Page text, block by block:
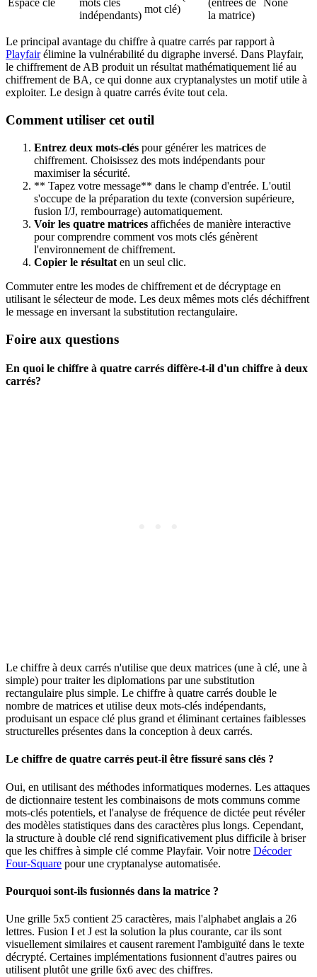
Espace clé
mots clés
indépendants)
mot clé)
(entrées de
la matrice)
None
Le principal avantage du chiffre à quatre carrés par rapport à
Playfairélimine la vulnérabilité du digraphe inversé. Dans Playfair,
le chiffrement de AB produit un résultat mathématiquement lié au
chiffrement de BA, ce qui donne aux cryptanalystes un motif utile à
exploiter. Le design à quatre carrés évite tout cela.
Comment utiliser cet outil
Entrez deux mots-clés pour générer les matrices de
chiffrement. Choisissez des mots indépendants pour
maximiser la sécurité.
** Tapez votre message** dans le champ d'entrée. L'outil
s'occupe de la préparation du texte (conversion supérieure,
fusion I/J, rembourrage) automatiquement.
Voir les quatre matrices affichées de manière interactive
pour comprendre comment vos mots clés génèrent
l'environnement de chiffrement.
Copier le résultat en un seul clic.
Commuter entre les modes de chiffrement et de décryptage en
utilisant le sélecteur de mode. Les deux mêmes mots clés déchiffrent
le message en inversant la substitution rectangulaire.
Foire aux questions
En quoi le chiffre à quatre carrés diffère-t-il d'un chiffre à deux
carrés?
Le chiffre à deux carrés n'utilise que deux matrices (une à clé, une à
simple) pour traiter les diplomations par une substitution
rectangulaire plus simple. Le chiffre à quatre carrés double le
nombre de matrices et utilise deux mots-clés indépendants,
produisant un espace clé plus grand et éliminant certaines faiblesses
structurelles présentes dans la conception à deux carrés.
Le chiffre de quatre carrés peut-il être fissuré sans clés ?
Oui, en utilisant des méthodes informatiques modernes. Les attaques
de dictionnaire testent les combinaisons de mots communs comme
mots-clés potentiels, et l'analyse de fréquence de dictée peut révéler
des modèles statistiques dans des caractères plus longs. Cependant,
la structure à double clé rend significativement plus difficile à briser
que les chiffres à simple clé comme Playfair. Voir notre Décoder
Four-Square pour une cryptanalyse automatisée.
Pourquoi sont-ils fusionnés dans la matrice ?
Une grille 5x5 contient 25 caractères, mais l'alphabet anglais a 26
lettres. Fusion I et J est la solution la plus courante, car ils sont
visuellement similaires et causent rarement l'ambiguïté dans le texte
décrypté. Certaines implémentations fusionnent d'autres paires ou
utilisent plutôt une grille 6x6 avec des chiffres.